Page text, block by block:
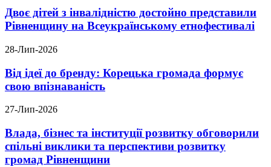
Двоє дітей з інвалідністю достойно представили
Рівненщину на Всеукраїнському етнофестивалі
28-Лип-2026
Від ідеї до бренду: Корецька громада формує
свою впізнаваність
27-Лип-2026
Влада, бізнес та інституції розвитку обговорили
спільні виклики та перспективи розвитку
громад Рівненщини